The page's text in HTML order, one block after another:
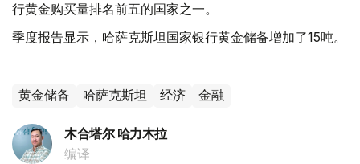
行黄金购买量排名前五的国家之一。
季度报告显示，哈萨克斯坦国家银行黄金储备增加了15吨。
黄金储备 哈萨克斯坦 经济 金融
木合塔尔 哈力木拉
编译